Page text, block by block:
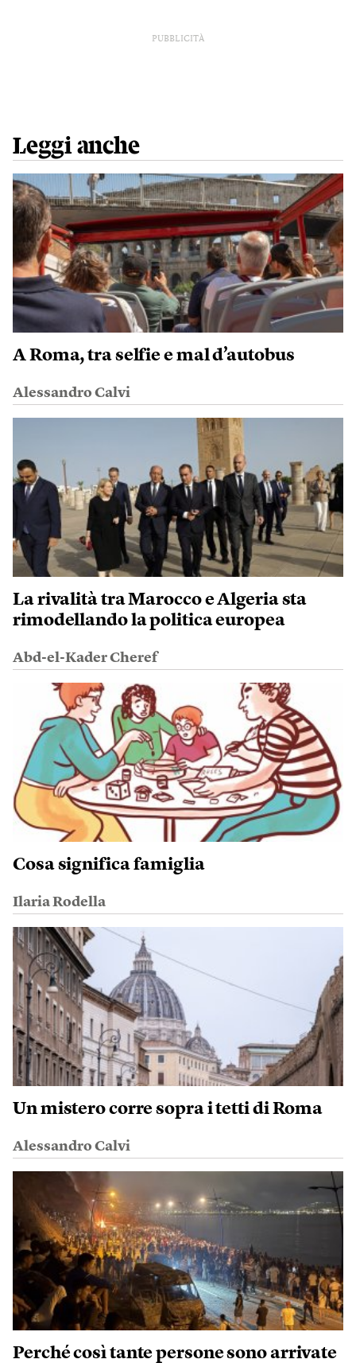
PUBBLICITÀ
Leggi anche
A Roma, tra selfie e mal d’autobus
Alessandro Calvi
La rivalità tra Marocco e Algeria sta
rimodellando la politica europea
Abd-el-Kader Cheref
Cosa significa famiglia
Ilaria Rodella
Un mistero corre sopra i tetti di Roma
Alessandro Calvi
Perché così tante persone sono arrivate